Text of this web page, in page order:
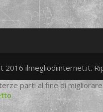
2016 ilmegliodiinternet.it.
parti al fine di